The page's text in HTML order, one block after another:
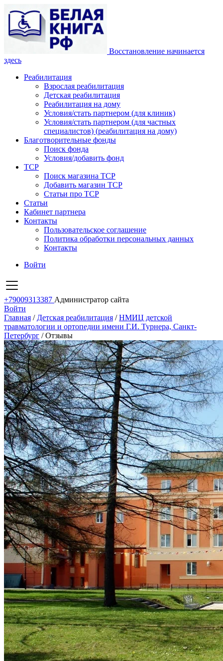
Восстановление начинается
здесь
Реабилитация
Взрослая реабилитация
Детская реабилитация
Реабилитация на дому
Условия/стать партнером (для клиник)
Условия/стать партнером (для частных
специалистов) (реабилитация на дому)
Благотворительные фонды
Поиск фонда
Условия/добавить фонд
ТСР
Поиск магазина ТСР
Добавить магазин ТСР
Статьи про ТСР
Статьи
Кабинет партнера
Контакты
Пользовательское соглашение
Политика обработки персональных данных
Контакты
Войти
+79009313387 Администратор сайта
Войти
Главная / Детская реабилитация /НМИЦ детской
травматологии и ортопедии имени Г.И. Турнера, Санкт-
Петербург /Отзывы